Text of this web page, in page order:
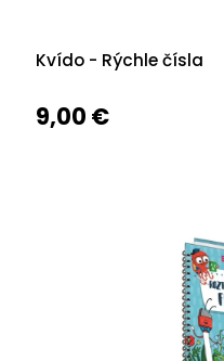
Kvído - Rýchle čísla
9,00 €